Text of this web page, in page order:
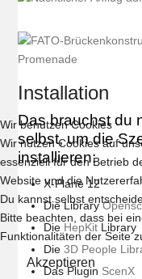
Installation
Das brauchst du
selbst, um die
installieren:
X-Plane 12
Die Library
Die HepKit Library
Die 3D People
Das Plugin ScenX
Wir benutzen Cookies
Wir nutzen Cookies auf
essenziell für den Betrieb
Website und die
Du kannst selbst
Bitte beachten, dass bei
Funktionalitäten der Seite
Akzeptieren